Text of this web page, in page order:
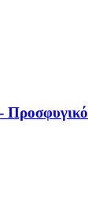
Προσφυγικό